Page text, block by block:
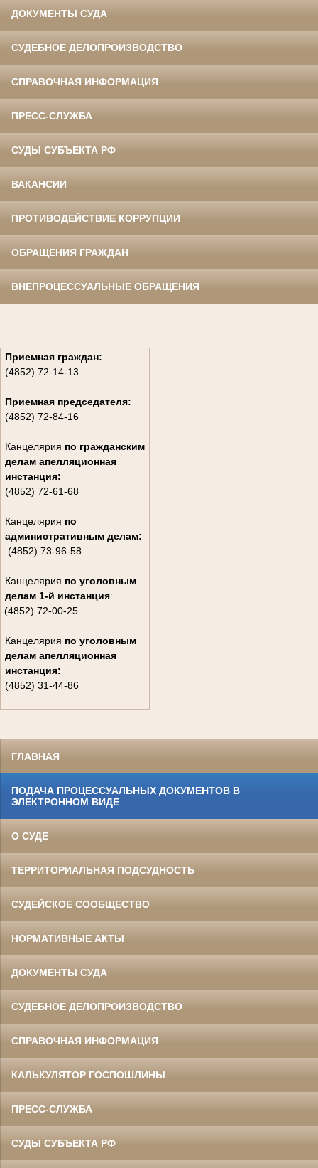
ДОКУМЕНТЫ СУДА
СУДЕБНОЕ ДЕЛОПРОИЗВОДСТВО
СПРАВОЧНАЯ ИНФОРМАЦИЯ
ПРЕСС-СЛУЖБА
СУДЫ СУБЪЕКТА РФ
ВАКАНСИИ
ПРОТИВОДЕЙСТВИЕ КОРРУПЦИИ
ОБРАЩЕНИЯ ГРАЖДАН
ВНЕПРОЦЕССУАЛЬНЫЕ ОБРАЩЕНИЯ
Приемная граждан:
(4852) 72-14-13
Приемная председателя:
(4852) 72-84-16
Канцелярия по гражданским
делам апелляционная
инстанция:
(4852) 72-61-68
Канцелярия по
административным делам:
(4852) 73-96-58
Канцелярия по уголовным
делам 1-й инстанция:
(4852) 72-00-25
Канцелярия по уголовным
делам апелляционная
инстанция:
(4852) 31-44-86
ГЛАВНАЯ
ПОДАЧА ПРОЦЕССУАЛЬНЫХ ДОКУМЕНТОВ В
ЭЛЕКТРОННОМ ВИДЕ
О СУДЕ
ТЕРРИТОРИАЛЬНАЯ ПОДСУДНОСТЬ
СУДЕЙСКОЕ СООБЩЕСТВО
НОРМАТИВНЫЕ АКТЫ
ДОКУМЕНТЫ СУДА
СУДЕБНОЕ ДЕЛОПРОИЗВОДСТВО
СПРАВОЧНАЯ ИНФОРМАЦИЯ
КАЛЬКУЛЯТОР ГОСПОШЛИНЫ
ПРЕСС-СЛУЖБА
СУДЫ СУБЪЕКТА РФ